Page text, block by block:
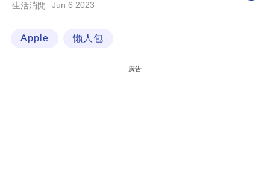
技
場
生活消閒 Jun 6 2023
Apple 懶人包
廣告